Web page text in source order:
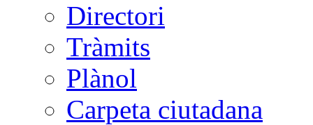
Directori
Tràmits
Plànol
Carpeta ciutadana